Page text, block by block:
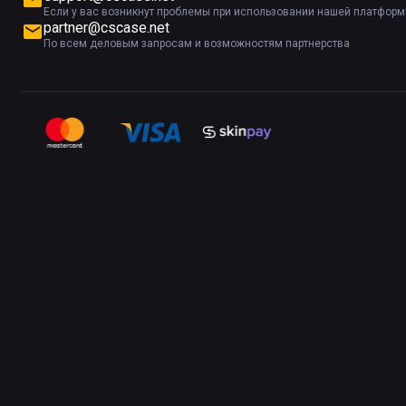
Если у вас возникнут проблемы при использовании нашей
partner@cscase.net
По всем деловым запросам и возможностям партнерства